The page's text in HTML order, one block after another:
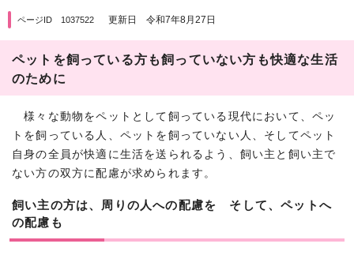
ページID 1037522 更新日 令和7年8月27日
ペットを飼っている方も飼っていない方も快適な生活
のために
様々な動物をペットとして飼っている現代において、ペッ
トを飼っている人、ペットを飼っていない人、そしてペット
自身の全員が快適に生活を送られるよう、飼い主と飼い主で
ない方の双方に配慮が求められます。
飼い主の方は、周りの人への配慮を そして、ペットへ
の配慮も